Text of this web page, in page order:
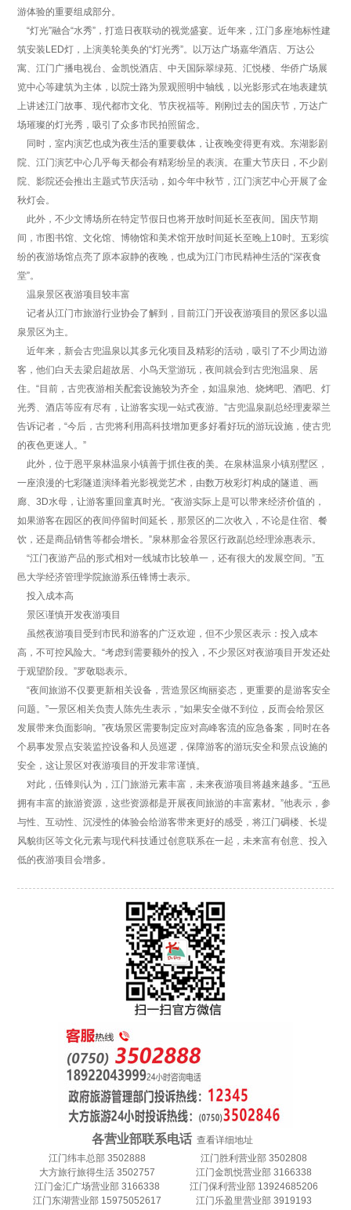
游体验的重要组成部分。
“灯光”融合“水秀”，打造日夜联动的视觉盛宴。近年来，江门多座地标性建
筑安装LED灯，上演美轮美奂的“灯光秀”。以万达广场嘉华酒店、万达公
寓、江门广播电视台、金凯悦酒店、中天国际翠绿苑、汇悦楼、华侨广场展
览中心等建筑为主体，以院士路为景观照明中轴线，以光影形式在地表建筑
上讲述江门故事、现代都市文化、节庆祝福等。刚刚过去的国庆节，万达广
场璀璨的灯光秀，吸引了众多市民拍照留念。
同时，室内演艺也成为夜生活的重要载体，让夜晚变得更有戏。东湖影剧
院、江门演艺中心几乎每天都会有精彩纷呈的表演。在重大节庆日，不少剧
院、影院还会推出主题式节庆活动，如今年中秋节，江门演艺中心开展了金
秋灯会。
此外，不少文博场所在特定节假日也将开放时间延长至夜间。国庆节期
间，市图书馆、文化馆、博物馆和美术馆开放时间延长至晚上10时。五彩缤
纷的夜游场馆点亮了原本寂静的夜晚，也成为江门市民精神生活的“深夜食
堂”。
温泉景区夜游项目较丰富
记者从江门市旅游行业协会了解到，目前江门开设夜游项目的景区多以温
泉景区为主。
近年来，新会古兜温泉以其多元化项目及精彩的活动，吸引了不少周边游
客，他们白天去梁启超故居、小鸟天堂游玩，夜间就会到古兜泡温泉、居
住。“目前，古兜夜游相关配套设施较为齐全，如温泉池、烧烤吧、酒吧、灯
光秀、酒店等应有尽有，让游客实现一站式夜游。”古兜温泉副总经理麦翠兰
告诉记者，“今后，古兜将利用高科技增加更多好看好玩的游玩设施，使古兜
的夜色更迷人。”
此外，位于恩平泉林温泉小镇善于抓住夜的美。在泉林温泉小镇别墅区，
一座浪漫的七彩隧道演绎着光影视觉艺术，由数万枚彩灯构成的隧道、画
廊、3D水母，让游客重回童真时光。“夜游实际上是可以带来经济价值的，
如果游客在园区的夜间停留时间延长，那景区的二次收入，不论是住宿、餐
饮，还是商品销售等都会增长。”泉林那金谷景区行政副总经理涂惠表示。
“江门夜游产品的形式相对一线城市比较单一，还有很大的发展空间。”五
邑大学经济管理学院旅游系伍锋博士表示。
投入成本高
景区谨慎开发夜游项目
虽然夜游项目受到市民和游客的广泛欢迎，但不少景区表示：投入成本
高，不可控风险大。“考虑到需要额外的投入，不少景区对夜游项目开发还处
于观望阶段。”罗敬聪表示。
“夜间旅游不仅要更新相关设备，营造景区绚丽姿态，更重要的是游客安全
问题。”一景区相关负责人陈先生表示，“如果安全做不到位，反而会给景区
发展带来负面影响。”夜场景区需要制定应对高峰客流的应急备案，同时在各
个易事发景点安装监控设备和人员巡逻，保障游客的游玩安全和景点设施的
安全，这让景区对夜游项目的开发非常谨慎。
对此，伍锋则认为，江门旅游元素丰富，未来夜游项目将越来越多。“五邑
拥有丰富的旅游资源，这些资源都是开展夜间旅游的丰富素材。”他表示，参
与性、互动性、沉浸性的体验会给游客带来更好的感受，将江门碉楼、长堤
风貌街区等文化元素与现代科技通过创意联系在一起，未来富有创意、投入
低的夜游项目会增多。
各营业部联系电话 查看详细地址
江门纬丰总部 3502888
江门胜利营业部 3502808
大方旅行旅得生活 3502757
江门金凯悦营业部 3166338
江门金汇广场营业部 3166338
江门保利营业部 13924685206
江门东湖营业部 15975052617
江门乐盈里营业部 3919193